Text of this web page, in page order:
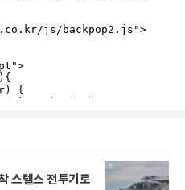
스텔스 전투기로